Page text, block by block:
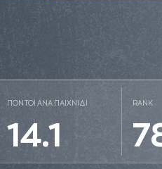
ΠΟΝΤΟΙ ΑΝΑ ΠΑΙΧΝΙΔΙ
14.1
RANK